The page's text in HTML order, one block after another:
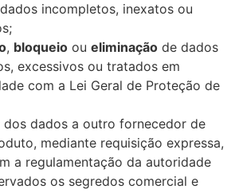
incompletos, inexatos ou
, bloqueio ou eliminação de dados
excessivos ou tratados em
com a Lei Geral de Proteção de
dos dados a outro fornecedor de
mediante requisição expressa,
a regulamentação da autoridade
os segredos comercial e